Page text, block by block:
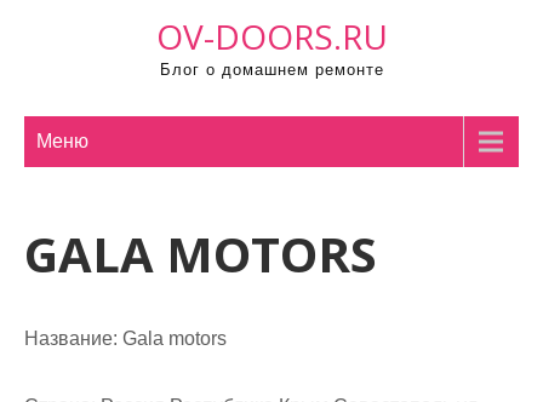
OV-DOORS.RU
Блог о домашнем ремонте
Меню
GALA MOTORS
Название: Gala motors